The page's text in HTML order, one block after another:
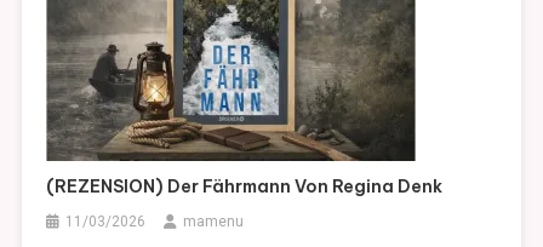
(REZENSION) Der Fährmann Von Regina Denk
11/03/2026 mamenu